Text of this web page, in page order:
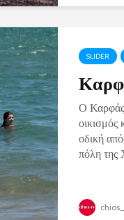
SLIDER
Ο Καρφάς
οικισμός
οδική
πόλη της